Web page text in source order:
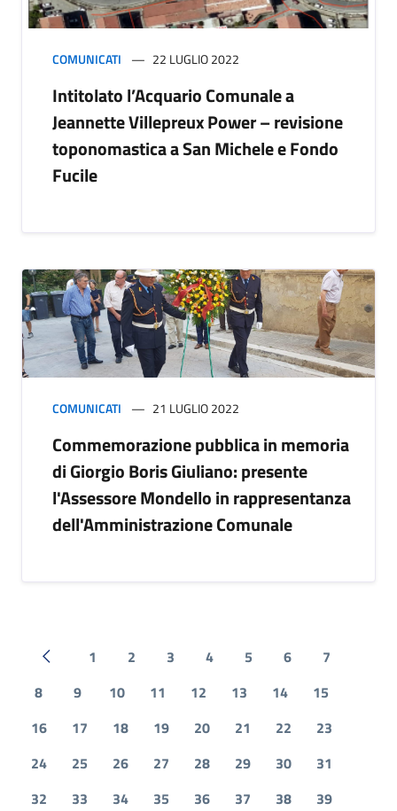
COMUNICATI 22 LUGLIO 2022
Intitolato l’Acquario Comunale a
Jeannette Villepreux Power – revisione
toponomastica a San Michele e Fondo
Fucile
COMUNICATI 21 LUGLIO 2022
Commemorazione pubblica in memoria
di Giorgio Boris Giuliano: presente
l'Assessore Mondello in rappresentanza
dell'Amministrazione Comunale
Pagina precedente
1 2 3 4 5 6
7
8
9 10 11 12 13 14
15
16
17 18 19 20 21 22
23
24
25 26 27 28 29 30
31
32
33 34 35 36 37 38
39